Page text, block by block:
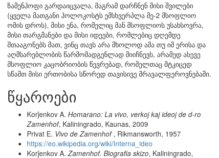
ზამენჰოფი გარდაიცვალა, მაგრამ დარჩნენ მისი შვილები
(ყველა მათგანი ჰოლოკოსტს ემსხვერპლა მე-2 მსოფლიო
ომის დროს), მისი ენა, რომელიც მან მსოფლიოს უსახსოვრა,
მისი თარგმანები და მისი იდეები, რომლებიც დღემდე
შთააგონებს მათ, ვინც თავს არა მხოლოდ ამა თუ იმ ერისა და
აღმსარებლობის წარმომადგენლად მიიჩნევს, არამედ ასევე
მსოფლიო კაცობრიობის წევრებად, რომელთაც მტკიცედ
სწამთ მისი ერთობისა სწორედ თავისივე მრავალფეროვნებაში.
წყაროები
Korĵenkov A. Homarano: La vivo, verkoj kaj ideoj de d-ro
Zamenhof, Kaliningrado, Kaunas, 2009
Privat E. Vivo de Zamenhof, Rikmansworth, 1957
https://eo.wikipedia.org/wiki/Interna_ideo
Korĵenkov A.Zamenhof. Biografia skizo, Kaliningrado,